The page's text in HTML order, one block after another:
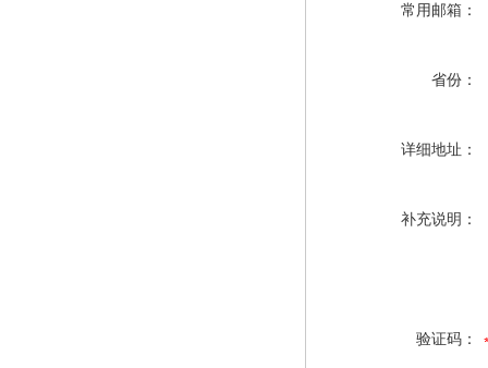
常用邮箱：
省份：
详细地址：
补充说明：
验证码：